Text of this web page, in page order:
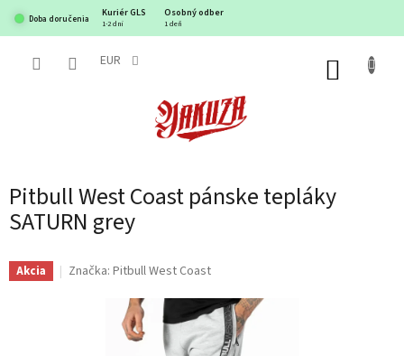
obsah
Doba doručenia
Kuriér GLS Osobný odber
1-2 dni 1 deň
EUR
Pitbull West Coast pánske tepláky
SATURN grey
Akcia Značka: Pitbull West Coast